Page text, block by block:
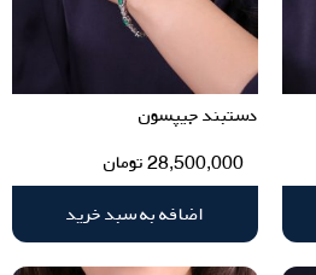
دستبند جیپسون
28,500,000تومان
اضافه به سبد خرید